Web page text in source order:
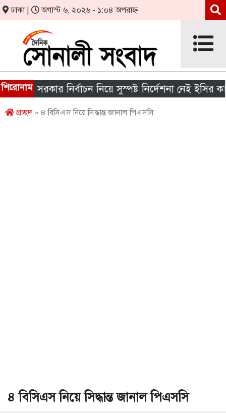
ঢাকা | অগাস্ট ৬, ২০২৬ - ১:০৪ অপরাহ্ন
শিরোনাম
সরকার নির্বাচন নিয়ে সুস্পষ্ট নির্দেশনা নেই ইসির কাছে
প্রচ্ছদ» ৪ বিসিএস নিয়ে সিদ্ধান্ত জানাল পিএসসি
৪ বিসিএস নিয়ে সিদ্ধান্ত জানাল পিএসসি